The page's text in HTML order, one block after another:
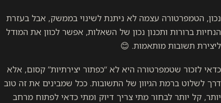
נכון, הטמפרטורה עצמה לא ניתנת לשינוי בממשק, אבל בעזרת
הנחיות ברורות ותכנון נכון של השאלות, אפשר לכוון את המודל
ליצירת תשובות מותאמות. 😊
כדאי לזכור שטמפרטורה היא לא “כפתור יצירתיות” קסום, אלא
דרך לשלוט ברמת הגיוון של התשובות. ככל שמבינים את זה טוב
יותר, קל יותר לבחור מתי צריך דיוק ומתי כדאי לפתוח מרחב